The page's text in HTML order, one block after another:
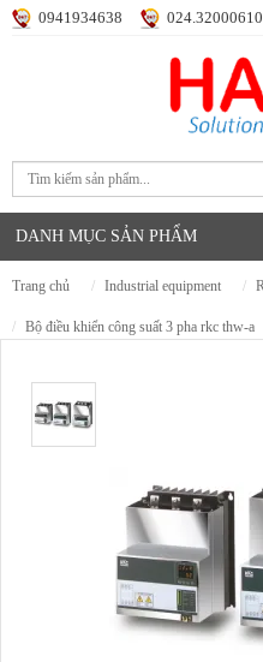
0941934638 024.32000610
DANH MỤC SẢN PHẨM
trang chủ industrial equipment
bộ điều khiển công suất 3 pha rkc thw-a